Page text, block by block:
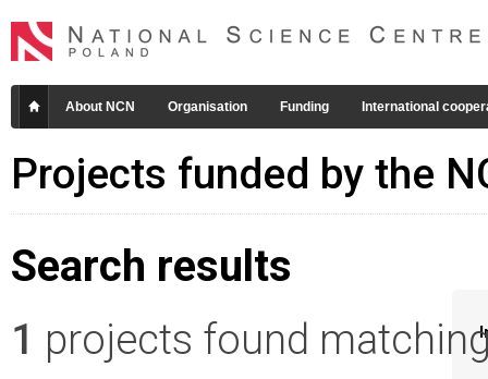
About NCN Organisation Funding International
Projects funded by the
Search results
1 projects found